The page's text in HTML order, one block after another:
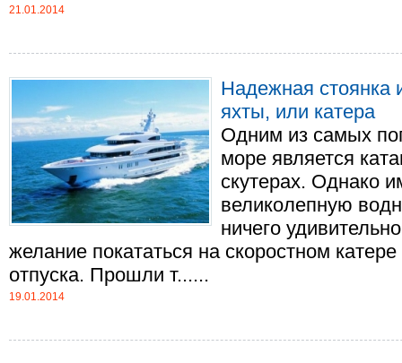
21.01.2014
Надежная стоянка
яхты, или катера
Одним из самых
море является
скутерах. Однако
великолепную
ничего
желание покататься на скоростном
отпуска. Прошли т......
19.01.2014